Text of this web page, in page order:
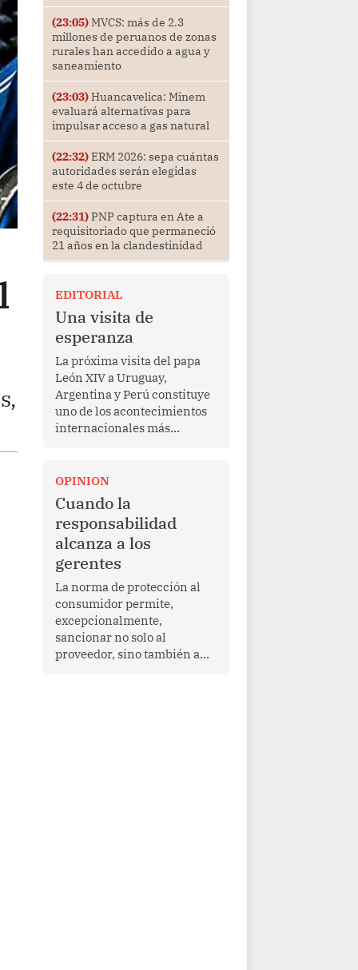
(23:05)MVCS: más de 2.3
millones de peruanos de zonas
rurales han accedido a agua y
saneamiento
(23:03)Huancavelica: Minem
evaluará alternativas para
impulsar acceso a gas natural
(22:32)ERM 2026: sepa cuántas
autoridades serán elegidas
este 4 de octubre
(22:31)PNP captura en Ate a
requisitoriado que permaneció
21 años en la clandestinidad
EDITORIAL
Una visita de
esperanza
La próxima visita del papa
León XIV a Uruguay,
Argentina y Perú constituye
uno de los acontecimientos
internacionales más
Más allá de su dimensión
religiosa, esta gira
representa una oportunidad
para reafirmar el valor del
diálogo, fortalecer los
vínculos entre los pueblos y
proyectar una imagen de
cooperación en una región
que enfrenta desafíos en
materia de desarrollo,
cohesión social y
gobernabilidad.
OPINION
Cuando la
responsabilidad
alcanza a los
gerentes
La norma de protección al
consumidor permite,
excepcionalmente,
sancionar no solo al
proveedor, sino también a